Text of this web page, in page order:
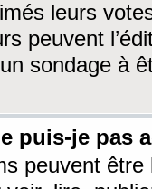
leurs
peuvent
sondage à
puis-je pas
peuvent être